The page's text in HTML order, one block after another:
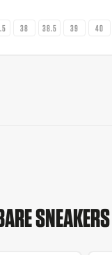
38 38.5 39 40
SNEAKERS